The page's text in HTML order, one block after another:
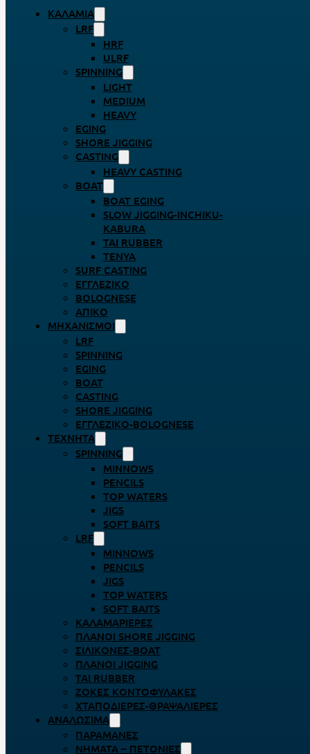
ΚΑΛΆΜΙΑ
LRF
HRF
ULRF
SPINNING
LIGHT
MEDIUM
HEAVY
EGING
SHORE JIGGING
CASTING
HEAVY CASTING
BOAT
BOAT EGING
SLOW JIGGING-INCHIKU-
KABURA
TAI RUBBER
TENYA
SURF CASTING
ΕΓΓΛΈΖΙΚΟ
BOLOGNESE
ΑΠΊΚΟ
ΜΗΧΑΝΙΣΜΟΊ
LRF
SPINNING
EGING
BOAT
CASTING
SHORE JIGGING
ΕΓΓΛΈΖΙΚΟ-BOLOGNESE
ΤΕΧΝΗΤΆ
SPINNING
MINNOWS
PENCILS
TOP WATERS
JIGS
SOFT BAITS
LRF
MINNOWS
PENCILS
JIGS
TOP WATERS
SOFT BAITS
ΚΑΛΑΜΑΡΙΈΡΕΣ
ΠΛΆΝΟΙ SHORE JIGGING
ΣΙΛΙΚΌΝΕΣ-BOAT
ΠΛΆΝΟΙ JIGGING
TAI RUBBER
ΖΌΚΕΣ ΚΟΝΤΟΦΎΛΑΚΕΣ
ΧΤΑΠΟΔΙΈΡΕΣ-ΘΡΑΨΑΛΙΈΡΕΣ
ΑΝΑΛΏΣΙΜΑ
ΠΑΡΑΜΆΝΕΣ
ΝΉΜΑΤΑ – ΠΕΤΟΝΙΈΣ